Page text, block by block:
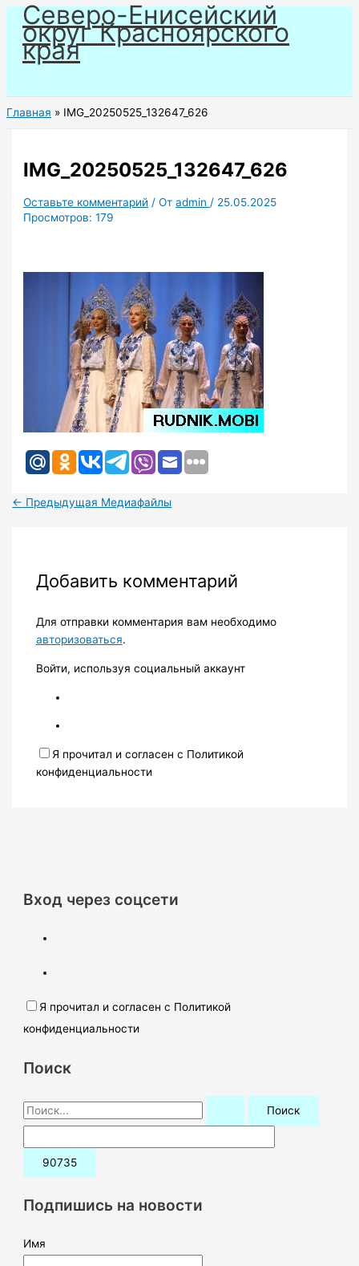
Перейти
содержимому
Северо-Енисейский
округ Красноярского
края
Главная IMG_20250525_132647_626
IMG_20250525_132647_626
Оставьте комментарий / Отadmin / 25.05.2025
Просмотров: 179
← Предыдущая Медиафайлы
Добавить комментарий
Для отправки комментария вам необходимо
авторизоваться.
Войти, используя социальный аккаунт
Я прочитал и согласен с Политикой
конфиденциальности
Вход через соцсети
Я прочитал и согласен с Политикой
конфиденциальности
Поиск
П
о
и
:Подпишись на новости
Имя